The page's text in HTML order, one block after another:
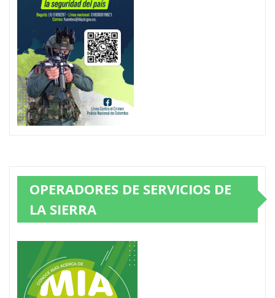
OPERADORES DE SERVICIOS DE
LA SIERRA